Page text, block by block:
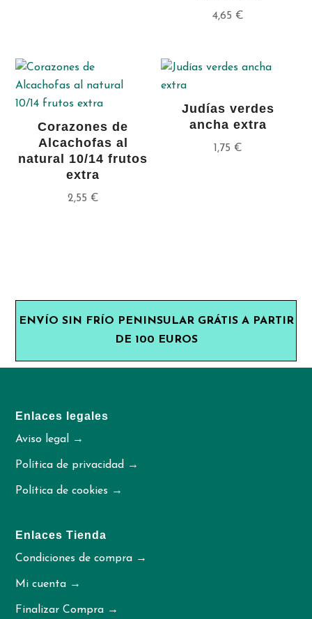
4,65€
Corazones de
Alcachofas al
natural 10/14 frutos
extra
2,55 €
Judías verdes
ancha extra
1,75€
ENVÍO SIN FRÍO PENINSULAR GRÁTIS A PARTIR
DE 100 EUROS
Enlaces legales
Aviso legal →
Política de privacidad →
Política de cookies →
Enlaces Tienda
Condiciones de compra →
Mi cuenta →
Finalizar Compra →